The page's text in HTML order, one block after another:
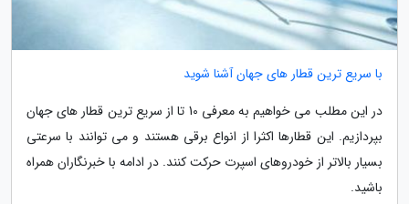
با سریع ترین قطار های جهان آشنا شوید
در این مطلب می خواهیم به معرفی 10 تا از سریع ترین قطار های جهان
بپردازیم. این قطارها اکثرا از انواع برقی هستند و می توانند با سرعتی
بسیار بالاتر از خودروهای اسپرت حرکت کنند. در ادامه با خبرنگاران همراه
باشید.